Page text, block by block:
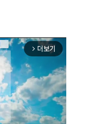
arrow_forward_ios 더보기